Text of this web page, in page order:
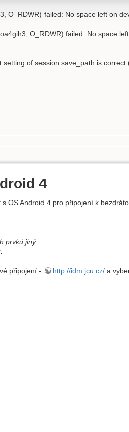
O_RDWR) failed: No space left on
O_RDWR) failed: No space
of session.save_path is
4
s OSAndroid 4 pro připojení k
prvků jiný.
připojení - http://idm.jcu.cz/ a